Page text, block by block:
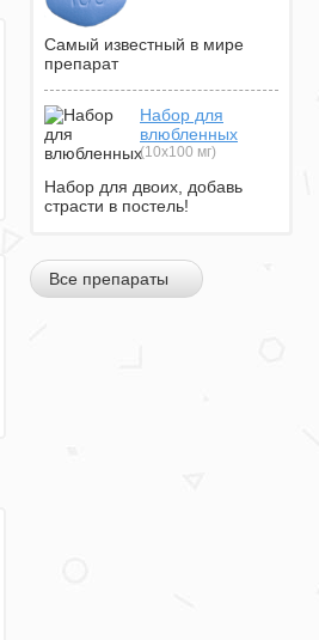
Самый известный в мире
препарат
Набор для
влюбленных
(10х100 мг)
Набор для двоих, добавь
страсти в постель!
Все препараты